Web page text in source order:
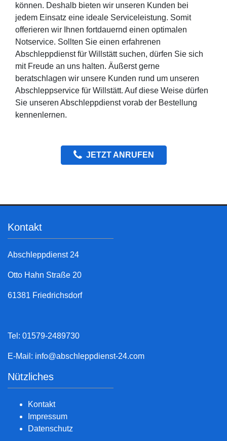
können. Deshalb bieten wir unseren Kunden bei
jedem Einsatz eine ideale Serviceleistung. Somit
offerieren wir Ihnen fortdauernd einen optimalen
Notservice. Sollten Sie einen erfahrenen
Abschleppdienst für Willstätt suchen, dürfen Sie sich
mit Freude an uns halten. Äußerst gerne
beratschlagen wir unsere Kunden rund um unseren
Abschleppservice für Willstätt. Auf diese Weise dürfen
Sie unseren Abschleppdienst vorab der Bestellung
kennenlernen.
JETZT ANRUFEN
Kontakt
Abschleppdienst 24
Otto Hahn Straße 20
61381 Friedrichsdorf
Tel: 01579-2489730
E-Mail: info@abschleppdienst-24.com
Nützliches
Kontakt
Impressum
Datenschutz